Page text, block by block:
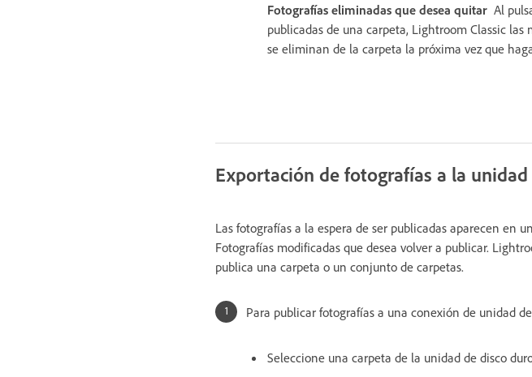
Fotografías eliminadas que desea quitar Al
publicadas de una carpeta, Lightroom Classic
se eliminan de la carpeta la próxima vez que
Exportación de fotografías a la
Las fotografías a la espera de ser publicadas aparecen en
Fotografías modificadas que desea volver a publicar.
publica una carpeta o un conjunto de carpetas.
Para publicar fotografías a una conexión de unidad
Seleccione una carpeta de la unidad de disco